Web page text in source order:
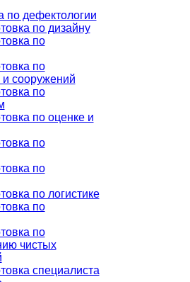
по дефектологии
по дизайну
по
по
сооружений
по
по оценке и
по
по
по логистике
по
по
чистых
специалиста